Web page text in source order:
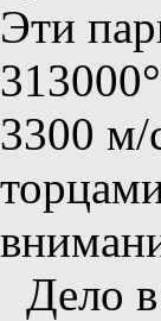
Эти
3300 м/
Дело